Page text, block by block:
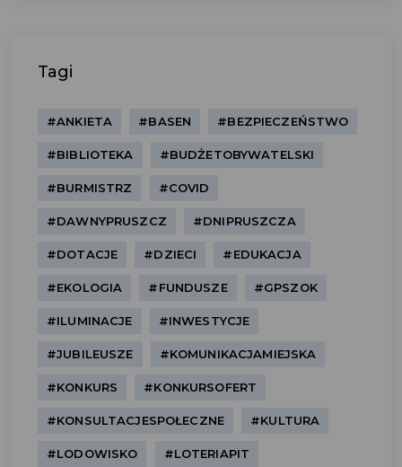
Tagi
#ANKIETA #BASEN #BEZPIECZEŃSTWO
#BIBLIOTEKA #BUDŻETOBYWATELSKI
#BURMISTRZ #COVID
#DAWNYPRUSZCZ #DNIPRUSZCZA
#DOTACJE #DZIECI #EDUKACJA
#EKOLOGIA #FUNDUSZE #GPSZOK
#ILUMINACJE #INWESTYCJE
#JUBILEUSZE #KOMUNIKACJAMIEJSKA
#KONKURS #KONKURSOFERT
#KONSULTACJESPOŁECZNE #KULTURA
#LODOWISKO #LOTERIAPIT